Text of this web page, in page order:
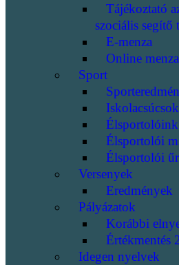
Tájékoztató
szociális segítő
E-menza
Online
Sport
Iskolacsúcsok
Élsportolóink
Élsportolói
Élsportolói
Versenyek
Eredmények
Pályázatok
Korábbi
Értékmentés
Idegen nyelvek